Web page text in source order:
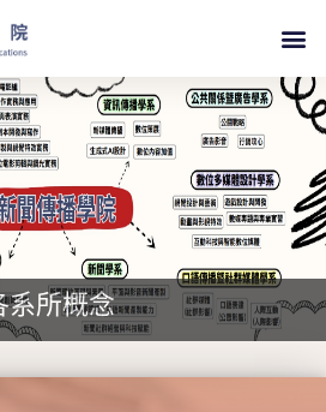
系所概念